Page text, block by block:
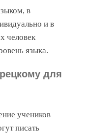
в
и в
человек
языка.
для
учеников
писать